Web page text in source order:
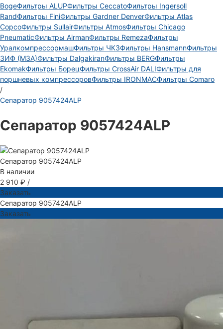
BogeФильтры ALUPФильтры CeccatoФильтры Ingersoll
RandФильтры FiniФильтры Gardner DenverФильтры Atlas
CopcoФильтры SullairФильтры AtmosФильтры Chicago
PneumaticФильтры AirmanФильтры RemezaФильтры
УралкомпрессормашФильтры ЧКЗФильтры HansmannФильтры
ЗИФ (МЗА)Фильтры DalgakiranФильтры BERGФильтры
EkomakФильтры БорецФильтры CrossAir DALIФильтры для
поршневых компрессоровФильтры IRONMACФильтры Comaro
/
Сепаратор 9057424ALP
Сепаратор 9057424ALP
Сепаратор 9057424ALP
В наличии
2 910 ₽ /
Заказать
Сепаратор 9057424ALP
Заказать